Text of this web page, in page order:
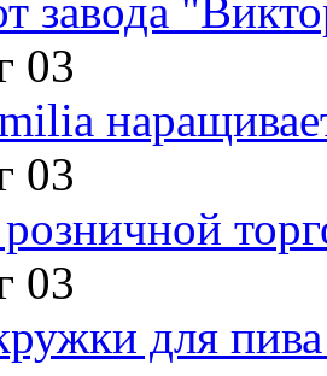
завода
03
03
03
для